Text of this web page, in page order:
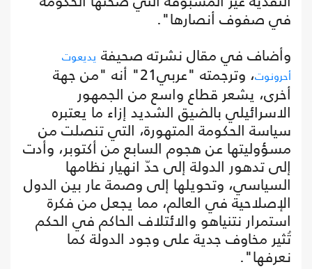
في صفوف أنصارها".
وأضاف في مقال نشرته صحيفة يديعوت
أحرونوت
، وترجمته "عربي21" أنه "من جهة
أخرى، يشعر قطاع واسع من الجمهور
الاسرائيلي بالضيق الشديد إزاء ما يعتبره
سياسة الحكومة المتهورة، التي تنصلت من
مسؤوليتها عن هجوم السابع من أكتوبر، وأدت
إلى تدهور الدولة إلى حدّ انهيار نظامها
السياسي، وتحويلها إلى وصمة عار بين الدول
الإصلاحية في العالم، مما يجعل من فكرة
استمرار نتنياهو والائتلاف الحاكم في الحكم
تُثير مخاوف جدية على وجود الدولة كما
نعرفها".